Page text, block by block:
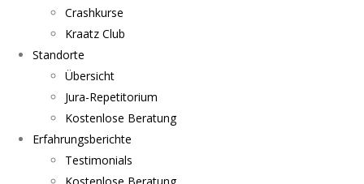
Crashkurse
Kraatz Club
Standorte
Übersicht
Jura-Repetitorium
Kostenlose Beratung
Erfahrungsberichte
Testimonials